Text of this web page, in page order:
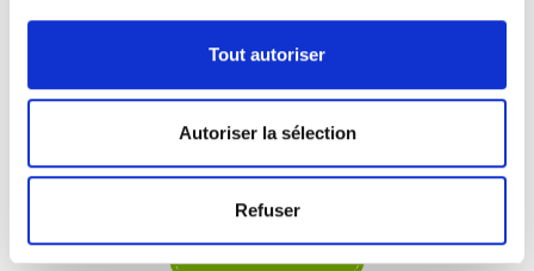
Tout autoriser
Autoriser la sélection
Refuser
fiche produit
fiche produit
Contactez-nous
Pour toute information, réclamation ou curiosité, n'hésitez pas
à nous contacter.